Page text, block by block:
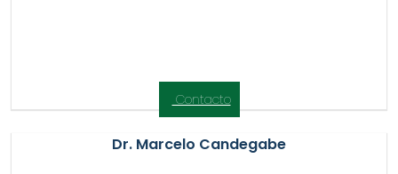
Contacto
Dr. Marcelo Candegabe